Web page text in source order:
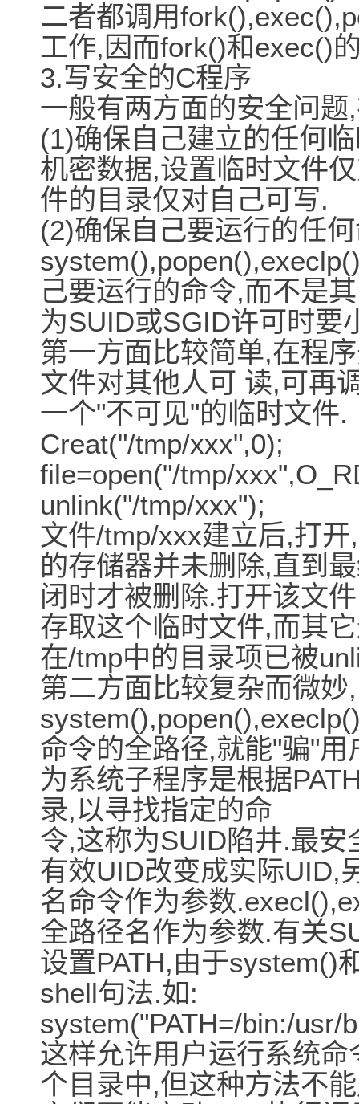
二者都调用
工作,因而fork()和exec()
3.写安全的C程序
一般有两方面的安全问
(1)确保自己建立的任何
机密数据,设置临时文件
件的目录仅对自己可写.
(2)确保自己要运行的任
己要运行的命令,而不是
为SUID或SGID许可时要
第一方面比较简单,在程
文件对其他人可 读,可再
一个"不可见"的临时文件.
Creat("/tmp/xxx",0);
file=open("/tmp/
unlink("/tmp/xxx");
文件/tmp/xxx建立后,打
的存储器并未删除,直到
闭时才被删除.打开该文
存取这个临时文件,而其
在/tmp中的目录项已被
第二方面比较复杂而微妙
命令的全路径,就能"骗"
为系统子程序是根据
录,以寻找指定的命
令,这称为SUID陷井.最
有效UID改变成实际UID,
名命令作为参数
全路径名作为参数.有关
设置PATH,由于system()
shell句法.如:
system("PATH=/bin:/usr/
这样允许用户运行系统
个目录中,但这种方法不